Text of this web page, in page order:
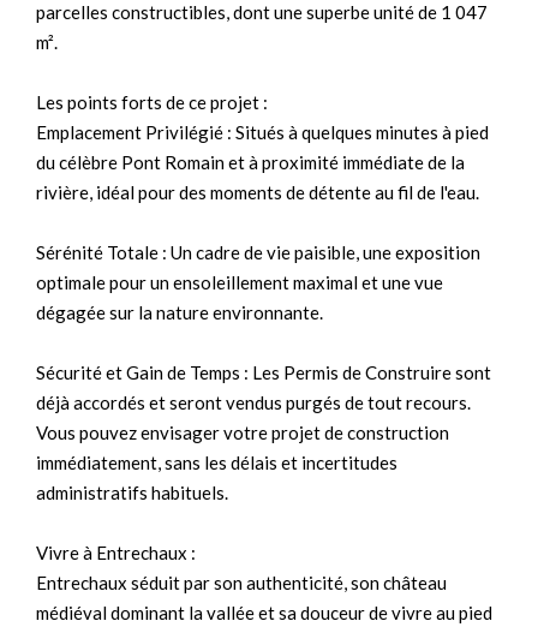
parcelles constructibles, dont une superbe unité de 1 047
m².
Les points forts de ce projet :
Emplacement Privilégié : Situés à quelques minutes à pied
du célèbre Pont Romain et à proximité immédiate de la
rivière, idéal pour des moments de détente au fil de l'eau.
Sérénité Totale : Un cadre de vie paisible, une exposition
optimale pour un ensoleillement maximal et une vue
dégagée sur la nature environnante.
Sécurité et Gain de Temps : Les Permis de Construire sont
déjà accordés et seront vendus purgés de tout recours.
Vous pouvez envisager votre projet de construction
immédiatement, sans les délais et incertitudes
administratifs habituels.
Vivre à Entrechaux :
Entrechaux séduit par son authenticité, son château
médiéval dominant la vallée et sa douceur de vivre au pied